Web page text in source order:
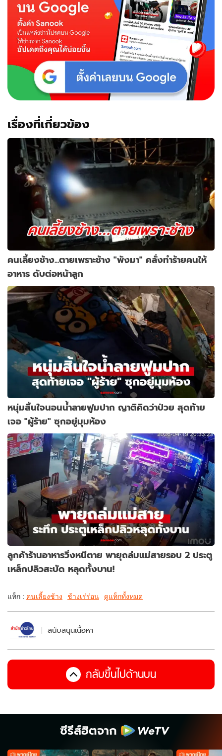
เรื่องที่เกี่ยวข้อง
คนเลี้ยงช้าง...ตายเพราะช้าง "พังมา" คลั่งทำร้ายคนให้
อาหาร ดับต่อหน้าลูก
หนุ่มสิ้นใจนอนน้ำลายฟูมปาก ญาติคิดว่าป่วย สุดท้าย
เจอ "ผู้ร้าย" ซุกอยู่มุมห้อง
ลูกค้าร้านอาหารวิ่งหนีตาย พายุถล่มแม่สายรอบ 2 ประตู
เหล็กปลิวสะบัด หลุดทั้งบาน!
แท็ก : คนเลี้ยงช้าง ช้างเร่ร่อน ดูแท็กทั้งหมด
สนับสนุนเนื้อหา
กลับขึ้นไปด้านบน
ซีรีส์ฮิตจาก